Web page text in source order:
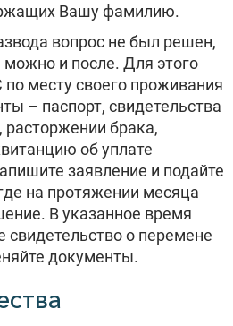
Вашу фамилию.
вопрос не был решен,
и после. Для этого
по месту своего проживания
– паспорт, свидетельства
брака,
об уплате
заявление и подайте
на протяжении месяца
В указанное время
свидетельство о перемене
документы.